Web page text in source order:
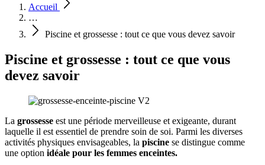
Accueil
…
Piscine et grossesse : tout ce que vous devez savoir
Piscine et grossesse : tout ce que vous
devez savoir
La grossesse est une période merveilleuse et exigeante, durant
laquelle il est essentiel de prendre soin de soi. Parmi les diverses
activités physiques envisageables, la piscine se distingue comme
une option idéale pour les femmes enceintes.